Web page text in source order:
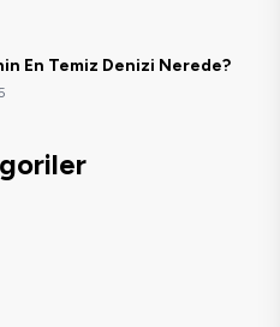
En Temiz Denizi Nerede?